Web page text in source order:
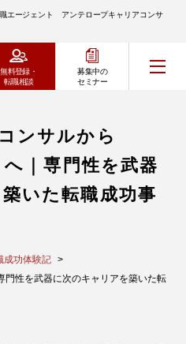
エージェント アンテロープキャリアコンサ
無料登録・
転職相談
募集中の
セミナー
ンサルから
｜専門性を武器
いた転職成功事
成功体験記
門性を武器に次のキャリアを築いた転